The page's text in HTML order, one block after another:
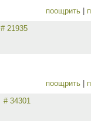
поощрить
# 21935
поощрить
# 34301